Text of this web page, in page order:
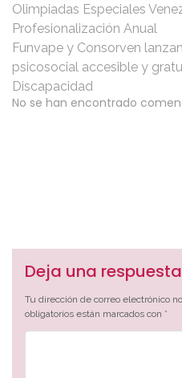
Olimpiadas Especiales
Profesionalización Anual
Funvape y Consorven
psicosocial accesible y
Discapacidad
No se han encontrado
Deja una respuesta
Tu dirección de correo electrónico
obligatorios están marcados con *